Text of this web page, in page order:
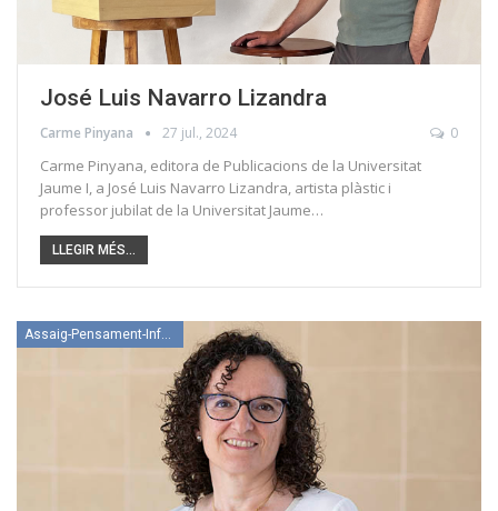
José Luis Navarro Lizandra
Carme Pinyana 27 jul., 2024 0
Carme Pinyana, editora de Publicacions de la Universitat
Jaume I, a José Luis Navarro Lizandra, artista plàstic i
professor jubilat de la Universitat Jaume…
LLEGIR MÉS...
Assaig-Pensament-Informació